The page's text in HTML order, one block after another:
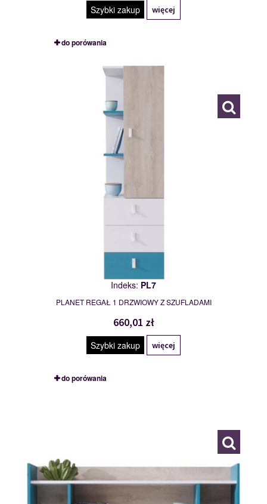
Szybki zakup więcej
do porówania
Indeks: PL7
PLANET REGAŁ 1 DRZWIOWY Z SZUFLADAMI
660,01 zł
Szybki zakup więcej
do porówania